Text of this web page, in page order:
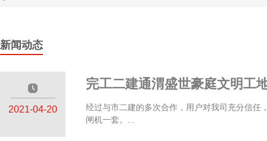
新闻动态
—————
2021-04-20
完工二建通渭盛世豪庭文明工
经过与市二建的多次合作，用户对我司充分信任
闸机一套。...